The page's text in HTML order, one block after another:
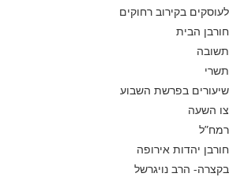
לעוסקים בקירוב רחוקים
חורבן הבית
תשובה
תשרי
שיעורים בפרשת השבוע
צו השעה
רמח”ל
חורבן יהדות אירופה
בקצרה- הרב נויגרשל